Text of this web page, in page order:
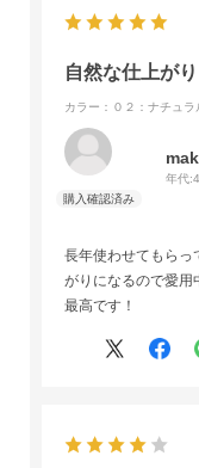
自然な仕上がり
カラー：０２：ナチュラ
年代:
長年使わせてもらっ
がりになるので愛用
最高です！